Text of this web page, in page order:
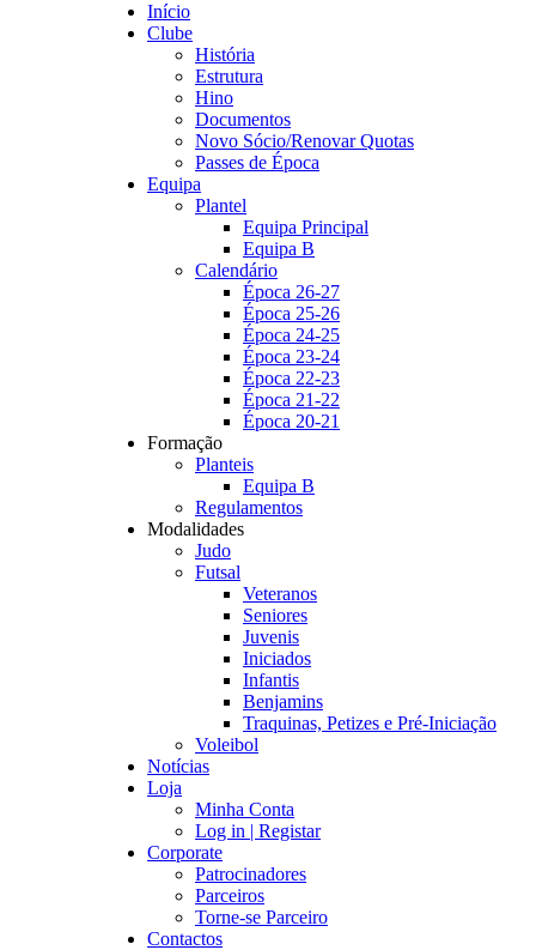
Início
Clube
História
Estrutura
Hino
Documentos
Novo Sócio/Renovar Quotas
Passes de Época
Equipa
Plantel
Equipa Principal
Equipa B
Calendário
Época 26-27
Época 25-26
Época 24-25
Época 23-24
Época 22-23
Época 21-22
Época 20-21
Formação
Planteis
Equipa B
Regulamentos
Modalidades
Judo
Futsal
Veteranos
Seniores
Juvenis
Iniciados
Infantis
Benjamins
Traquinas, Petizes e Pré-Iniciação
Voleibol
Notícias
Loja
Minha Conta
Log in | Registar
Corporate
Patrocinadores
Parceiros
Torne-se Parceiro
Contactos